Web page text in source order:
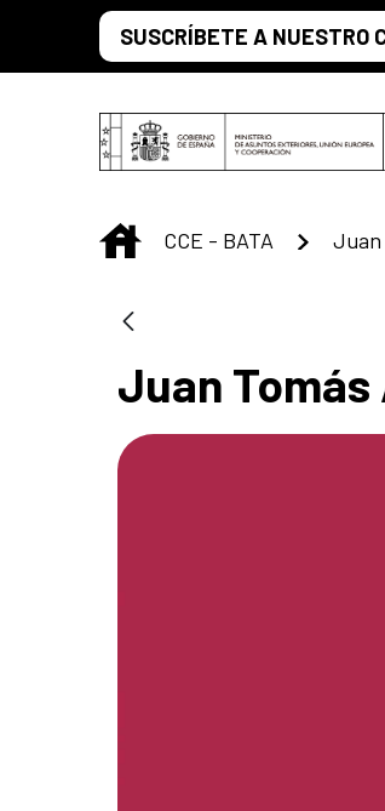
Saltar al contenido principal
SUSCRÍBETE A NUESTRO
INICIO
CCE - BATA Juan
Juan Tomás